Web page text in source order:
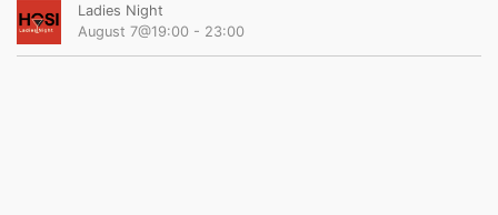
Ladies Night
August 7@19:00 - 23:00